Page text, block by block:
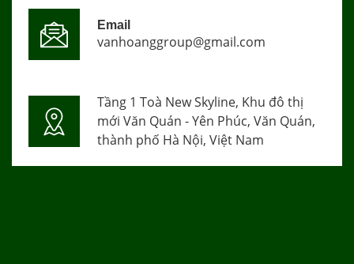
Email
vanhoanggroup@gmail.com
Tầng 1 Toà New Skyline, Khu đô thị
mới Văn Quán - Yên Phúc, Văn Quán,
thành phố Hà Nội, Việt Nam